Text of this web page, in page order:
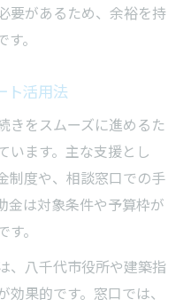
要があるため、余裕を持
。
ト活用法
きをスムーズに進めるた
います。主な支援とし
制度や、相談窓口での手
金は対象条件や予算枠が
。
、八千代市役所や建築指
果的です。窓口では、